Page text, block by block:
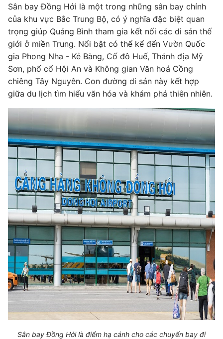
Sân bay Đồng Hới là một trong những sân bay chính
của khu vực Bắc Trung Bộ, có ý nghĩa đặc biệt quan
trọng giúp Quảng Bình tham gia kết nối các di sản thế
giới ở miền Trung. Nổi bật có thể kể đến Vườn Quốc
gia Phong Nha - Kẻ Bàng, Cố đô Huế, Thánh địa Mỹ
Sơn, phố cổ Hội An và Không gian Văn hoá Cồng
chiêng Tây Nguyên. Con đường di sản này kết hợp
giữa du lịch tìm hiểu văn hóa và khám phá thiên nhiên.
Sân bay Đồng Hới là điểm hạ cánh cho các chuyến bay đi